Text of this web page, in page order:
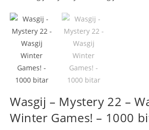
Wasgij – Mystery 22 –
Winter Games! – 1000